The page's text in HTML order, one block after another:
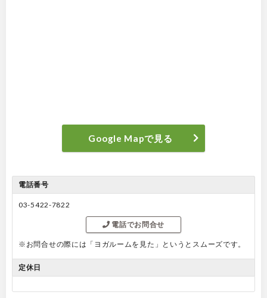
Google Mapで見る
電話番号
03-5422-7822
電話でお問合せ
※お問合せの際には「ヨガルームを見た」というとスムーズです。
定休日